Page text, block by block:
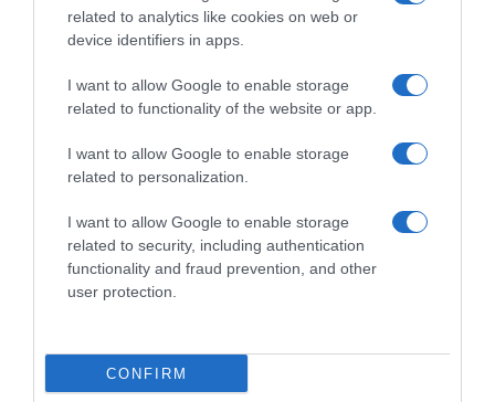
related to analytics like cookies on web or
device identifiers in apps.
I want to allow Google to enable storage
related to functionality of the website or app.
I want to allow Google to enable storage
related to personalization.
I want to allow Google to enable storage
related to security, including authentication
functionality and fraud prevention, and other
user protection.
CONFIRM
ΠΟΛΙΤΙΚΗ